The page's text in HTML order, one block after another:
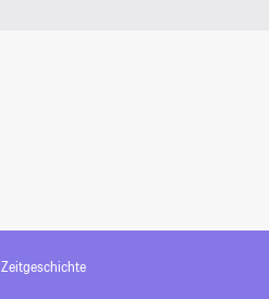
Zeitgeschichte